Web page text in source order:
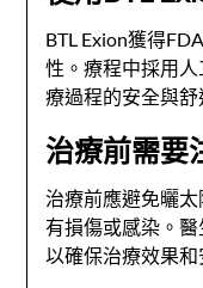
BTL Exion獲得
性。療程中採用
療過程的安全與舒
治療前需要
治療前應避免曬
有損傷或感染。
以確保治療效果和